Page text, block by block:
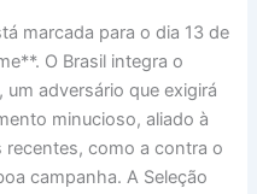
marcada para o dia 13 de
O Brasil integra o
adversário que exigirá
minucioso, aliado à
como a contra o
campanha. A Seleção